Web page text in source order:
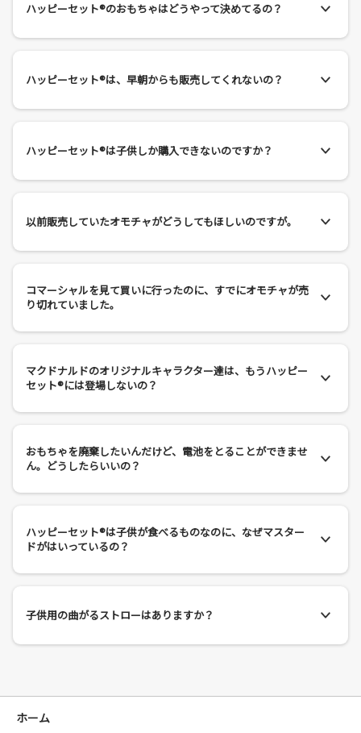
ハッピーセット®のおもちゃはどうやって決めてるの？
ハッピーセット®は、早朝からも販売してくれないの？
ハッピーセット®は子供しか購入できないのですか？
以前販売していたオモチャがどうしてもほしいのですが。
コマーシャルを見て買いに行ったのに、すでにオモチャが売
り切れていました。
マクドナルドのオリジナルキャラクター達は、もうハッピー
セット®には登場しないの？
おもちゃを廃棄したいんだけど、電池をとることができませ
ん。どうしたらいいの？
ハッピーセット®は子供が食べるものなのに、なぜマスター
ドがはいっているの？
子供用の曲がるストローはありますか？
ホーム